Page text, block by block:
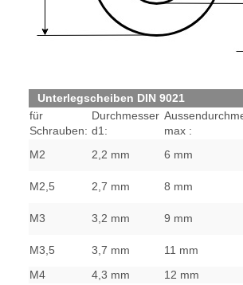
Unterlegscheiben DIN 9021
für
Schrauben:
Durchmesser
d1:
max :
M2
2,2 mm 6 mm
M2,5
2,7 mm 8 mm
M3
3,2 mm 9 mm
M3,5
3,7 mm 11 mm
M4
4,3 mm 12 mm